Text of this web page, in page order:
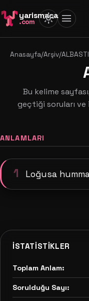
yarismaca
.com light_mode menu
Anasayfa/Arşiv/ALBASTI
Bu kelime
geçtiği soruları
ANLAMLARI
1 Loğusa
İSTATISTIKLER
Toplam Anlam:
Sorulduğu Sayı: